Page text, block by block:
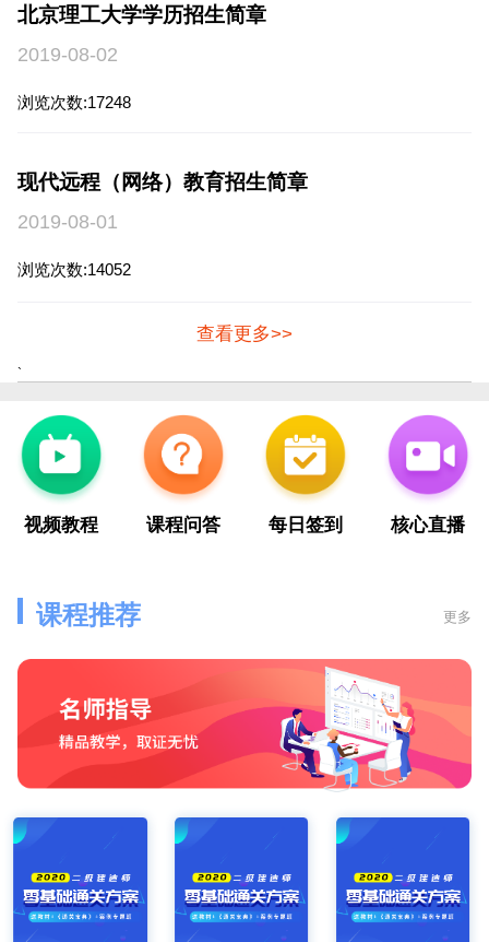
北京理工大学学历招生简章
2019-08-02
浏览次数:17248
现代远程（网络）教育招生简章
2019-08-01
浏览次数:14052
查看更多>>
`
视频教程 课程问答 每日签到 核心直播
课程推荐 更多